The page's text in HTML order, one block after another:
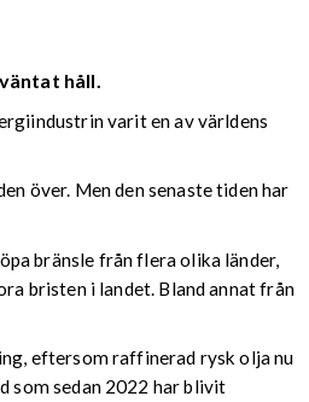
håll.
varit en av världens
över. Men den senaste tiden har
bränsle från flera olika länder,
bristen i landet. Bland annat från
eftersom raffinerad rysk olja nu
som sedan 2022 har blivit